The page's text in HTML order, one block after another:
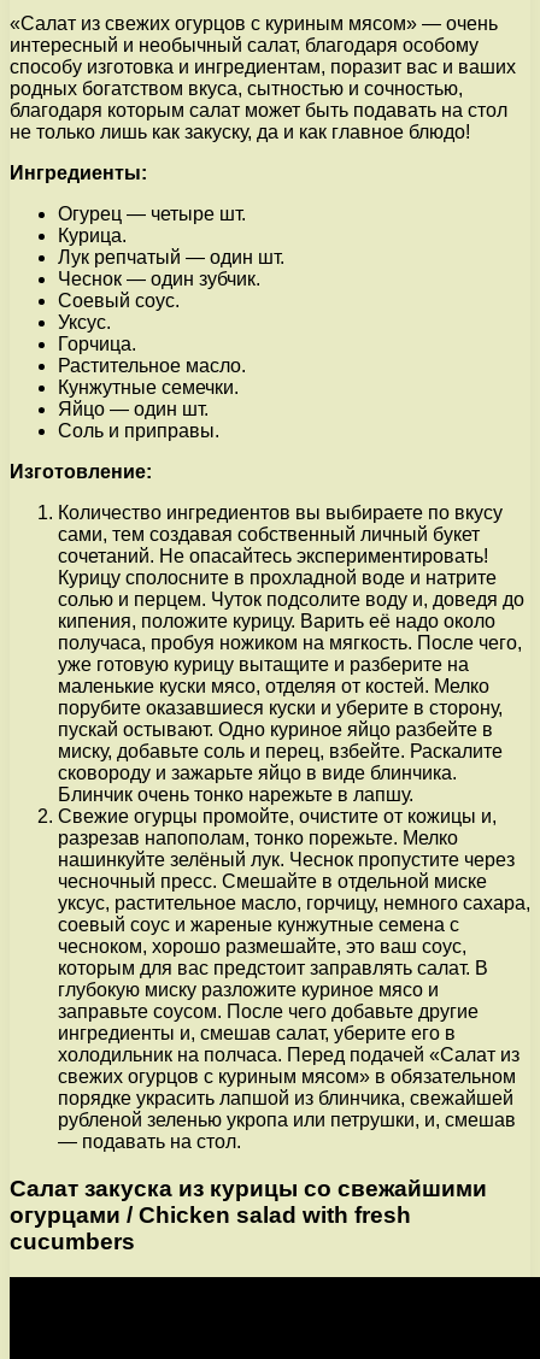
«Салат из свежих огурцов с куриным мясом» — очень
интересный и необычный салат, благодаря особому
способу изготовка и ингредиентам, поразит вас и ваших
родных богатством вкуса, сытностью и сочностью,
благодаря которым салат может быть подавать на стол
не только лишь как закуску, да и как главное блюдо!
Ингредиенты:
Огурец — четыре шт.
Курица.
Лук репчатый — один шт.
Чеснок — один зубчик.
Соевый соус.
Уксус.
Горчица.
Растительное масло.
Кунжутные семечки.
Яйцо — один шт.
Соль и приправы.
Изготовление:
Количество ингредиентов вы выбираете по вкусу
сами, тем создавая собственный личный букет
сочетаний. Не опасайтесь экспериментировать!
Курицу сполосните в прохладной воде и натрите
солью и перцем. Чуток подсолите воду и, доведя до
кипения, положите курицу. Варить её надо около
получаса, пробуя ножиком на мягкость. После чего,
уже готовую курицу вытащите и разберите на
маленькие куски мясо, отделяя от костей. Мелко
порубите оказавшиеся куски и уберите в сторону,
пускай остывают. Одно куриное яйцо разбейте в
миску, добавьте соль и перец, взбейте. Раскалите
сковороду и зажарьте яйцо в виде блинчика.
Блинчик очень тонко нарежьте в лапшу.
Свежие огурцы промойте, очистите от кожицы и,
разрезав напополам, тонко порежьте. Мелко
нашинкуйте зелёный лук. Чеснок пропустите через
чесночный пресс. Смешайте в отдельной миске
уксус, растительное масло, горчицу, немного сахара,
соевый соус и жареные кунжутные семена с
чесноком, хорошо размешайте, это ваш соус,
которым для вас предстоит заправлять салат. В
глубокую миску разложите куриное мясо и
заправьте соусом. После чего добавьте другие
ингредиенты и, смешав салат, уберите его в
холодильник на полчаса. Перед подачей «Салат из
свежих огурцов с куриным мясом» в обязательном
порядке украсить лапшой из блинчика, свежайшей
рубленой зеленью укропа или петрушки, и, смешав
— подавать на стол.
Салат закуска из курицы со свежайшими
огурцами / Chicken salad with fresh
cucumbers